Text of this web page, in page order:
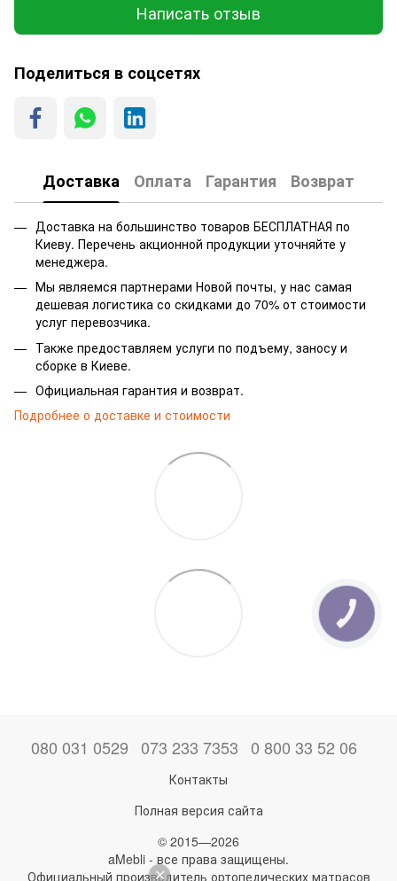
Написать отзыв
Поделиться в соцсетях
Доставка Оплата Гарантия Возврат
Доставка на большинство товаров БЕСПЛАТНАЯ по
Киеву. Перечень акционной продукции уточняйте у
менеджера.
Мы являемся партнерами Новой почты, у нас самая
дешевая логистика со скидками до 70% от стоимости
услуг перевозчика.
Также предоставляем услуги по подъему, заносу и
сборке в Киеве.
Официальная гарантия и возврат.
Подробнее о доставке и стоимости
080 031 0529 073 233 7353 0 800 33 52 06
Контакты
Полная версия сайта
© 2015—2026
aMebli - все права защищены.
Официальный производитель ортопедических матрасов
КНОПКА
ЗВ'ЯЗКУ